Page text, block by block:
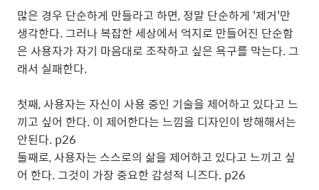
많은 경우 단순하게 만들라고 하면, 정말 단순하게 '제거'만
생각한다. 그러나 복잡한 세상에서 억지로 만들어진 단순함
은 사용자가 자기 마음대로 조작하고 싶은 욕구를 막는다. 그
래서 실패한다.
첫째, 사용자는 자신이 사용 중인 기술을 제어하고 있다고 느
끼고 싶어 한다. 이 제어한다는 느낌을 디자인이 방해해서는
안된다. p26
둘째로, 사용자는 스스로의 삶을 제어하고 있다고 느끼고 싶
어 한다. 그것이 가장 중요한 감성적 니즈다. p26